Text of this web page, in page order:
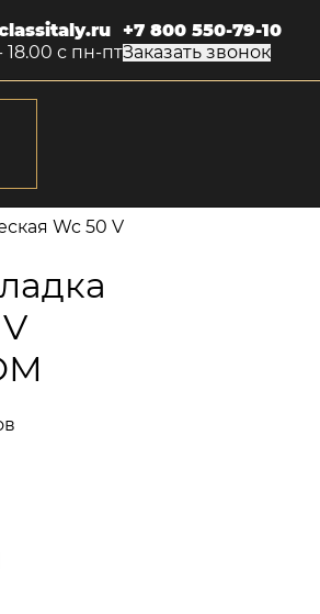
18.00 с пн-пт
+7 800 550-79-10
Заказать звонок
Wc 50 V